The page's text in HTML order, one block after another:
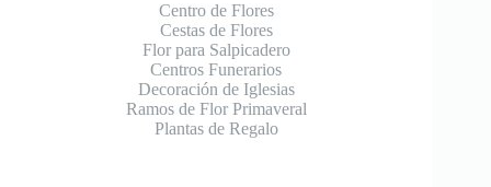
Centro de Flores
Cestas de Flores
Flor para Salpicadero
Centros Funerarios
Decoración de Iglesias
Ramos de Flor Primaveral
Plantas de Regalo